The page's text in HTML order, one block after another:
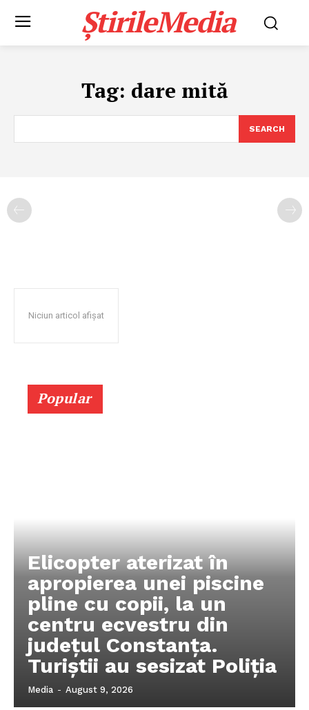
ȘtirileMedia
Tag: dare mită
SEARCH
Niciun articol afișat
Popular
Elicopter aterizat în
apropierea unei piscine
pline cu copii, la un
centru ecvestru din
județul Constanța.
Turiștii au sesizat Poliția
Media - August 9, 2026